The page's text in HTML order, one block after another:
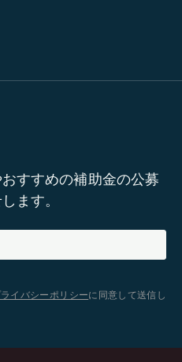
すすめの補助金の公募
ます。
イバシーポリシーに同意して送信し